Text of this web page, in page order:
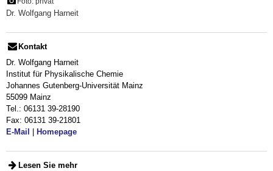
Dr. Wolfgang Harneit
Kontakt
Dr. Wolfgang Harneit
Institut für Physikalische Chemie
Johannes Gutenberg-Universität Mainz
55099 Mainz
Tel.: 06131 39-28190
Fax: 06131 39-21801
E-Mail | Homepage
Lesen Sie mehr